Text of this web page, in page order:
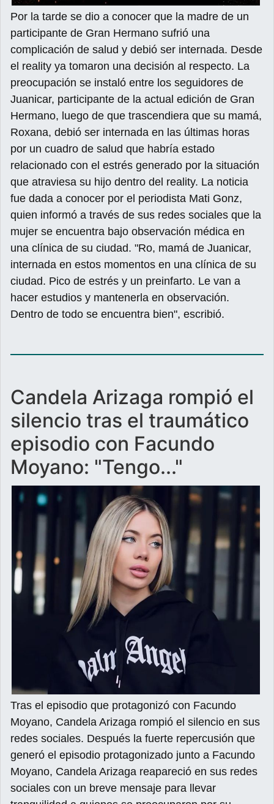
Por la tarde se dio a conocer que la madre de un
participante de Gran Hermano sufrió una
complicación de salud y debió ser internada. Desde
el reality ya tomaron una decisión al respecto. La
preocupación se instaló entre los seguidores de
Juanicar, participante de la actual edición de Gran
Hermano, luego de que trascendiera que su mamá,
Roxana, debió ser internada en las últimas horas
por un cuadro de salud que habría estado
relacionado con el estrés generado por la situación
que atraviesa su hijo dentro del reality. La noticia
fue dada a conocer por el periodista Mati Gonz,
quien informó a través de sus redes sociales que la
mujer se encuentra bajo observación médica en
una clínica de su ciudad. "Ro, mamá de Juanicar,
internada en estos momentos en una clínica de su
ciudad. Pico de estrés y un preinfarto. Le van a
hacer estudios y mantenerla en observación.
Dentro de todo se encuentra bien", escribió.
Candela Arizaga rompió el
silencio tras el traumático
episodio con Facundo
Moyano: "Tengo..."
Tras el episodio que protagonizó con Facundo
Moyano, Candela Arizaga rompió el silencio en sus
redes sociales. Después la fuerte repercusión que
generó el episodio protagonizado junto a Facundo
Moyano, Candela Arizaga reapareció en sus redes
sociales con un breve mensaje para llevar